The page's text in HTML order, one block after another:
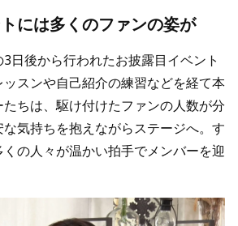
には多くのファンの姿が
日後から行われたお披露目イベント
スンや自己紹介の練習などを経て本
ちは、駆け付けたファンの人数が分
気持ちを抱えながらステージへ。す
の人々が温かい拍手でメンバーを迎